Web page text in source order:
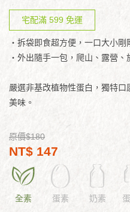
宅配滿 599 免運
・拆袋即食超方便，一口大小剛
・外出隨手一包，爬山、露營
嚴選非基改植物性蛋白，獨特
美味。
原價$180
NT$ 147
全素 蛋素 奶素